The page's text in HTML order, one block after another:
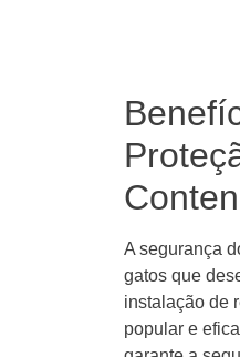
A segurança
gatos que
instalação de
popular e